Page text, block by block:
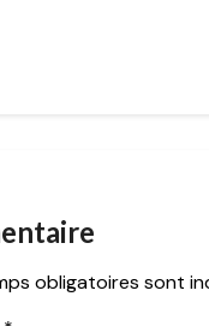
obligatoires sont